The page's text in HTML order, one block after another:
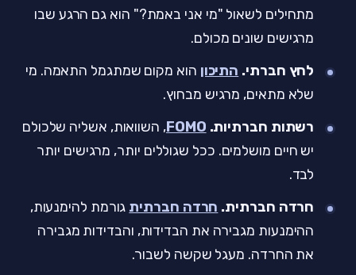
מתחילים לשאול "מי אני באמת?" הוא גם הרגע שבו
מרגישים שונים מכולם.
לחץ חברתי. התיכון הוא מקום שמתגמל התאמה. מי
שלא מתאים, מרגיש מבחוץ.
רשתות חברתיות. FOMO, השוואות, אשליה שלכולם
יש חיים מושלמים. ככל שגוללים יותר, מרגישים יותר
לבד.
חרדה חברתית. חרדה חברתית גורמת להימנעות,
ההימנעות מגבירה את הבדידות, והבדידות מגבירה
את החרדה. מעגל שקשה לשבור.